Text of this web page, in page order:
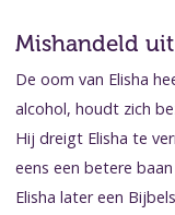
Mishandeld
De oom van Elisha
alcohol, houdt zich
Hij dreigt Elisha te
eens een betere
Elisha later een